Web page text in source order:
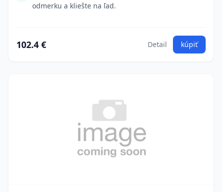
odmerku a kliešte na ľad.
102.4 € Detail kúpiť